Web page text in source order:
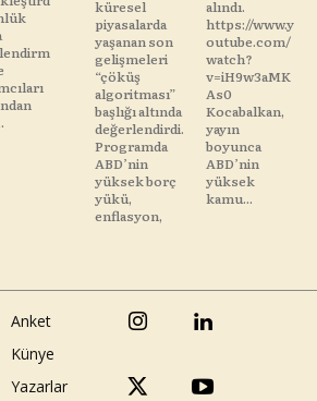
küresel
piyasalarda
yaşanan son
gelişmeleri
“çöküş
algoritması”
başlığı altında
değerlendirdi.
Programda
ABD’nin
yüksek borç
yükü,
enflasyon,
alındı.
https://www.y
outube.com/
watch?
v=iH9w3aMK
As0
Kocabalkan,
yayın
boyunca
ABD’nin
yüksek
kamu...
Anket
Künye
Yazarlar